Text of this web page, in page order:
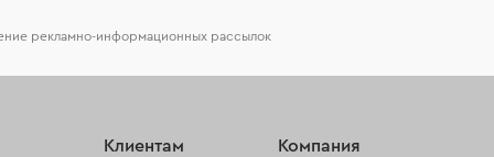
рекламно-информационных рассылок
Клиентам Компания